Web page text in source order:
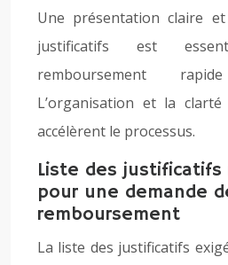
Une présentation claire
justificatifs est
remboursement
L’organisation et la
accélèrent le processus.
Liste des justificatifs
pour une demande
remboursement
La liste des justificatifs